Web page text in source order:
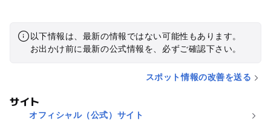
以下情報は、最新の情報ではない可能性もあります。
お出かけ前に最新の公式情報を、必ずご確認下さい。
スポット情報の改善を送る
サイト
オフィシャル（公式）サイト